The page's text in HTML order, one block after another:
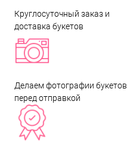
Круглосуточный заказ и
доставка букетов
Делаем фотографии букетов
перед отправкой